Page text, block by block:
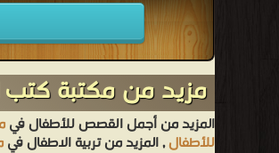
مزيد من مكتبة
المزيد من أجمل القصص للأطفال في
للأطفال, المزيد من تربية الاطفال في